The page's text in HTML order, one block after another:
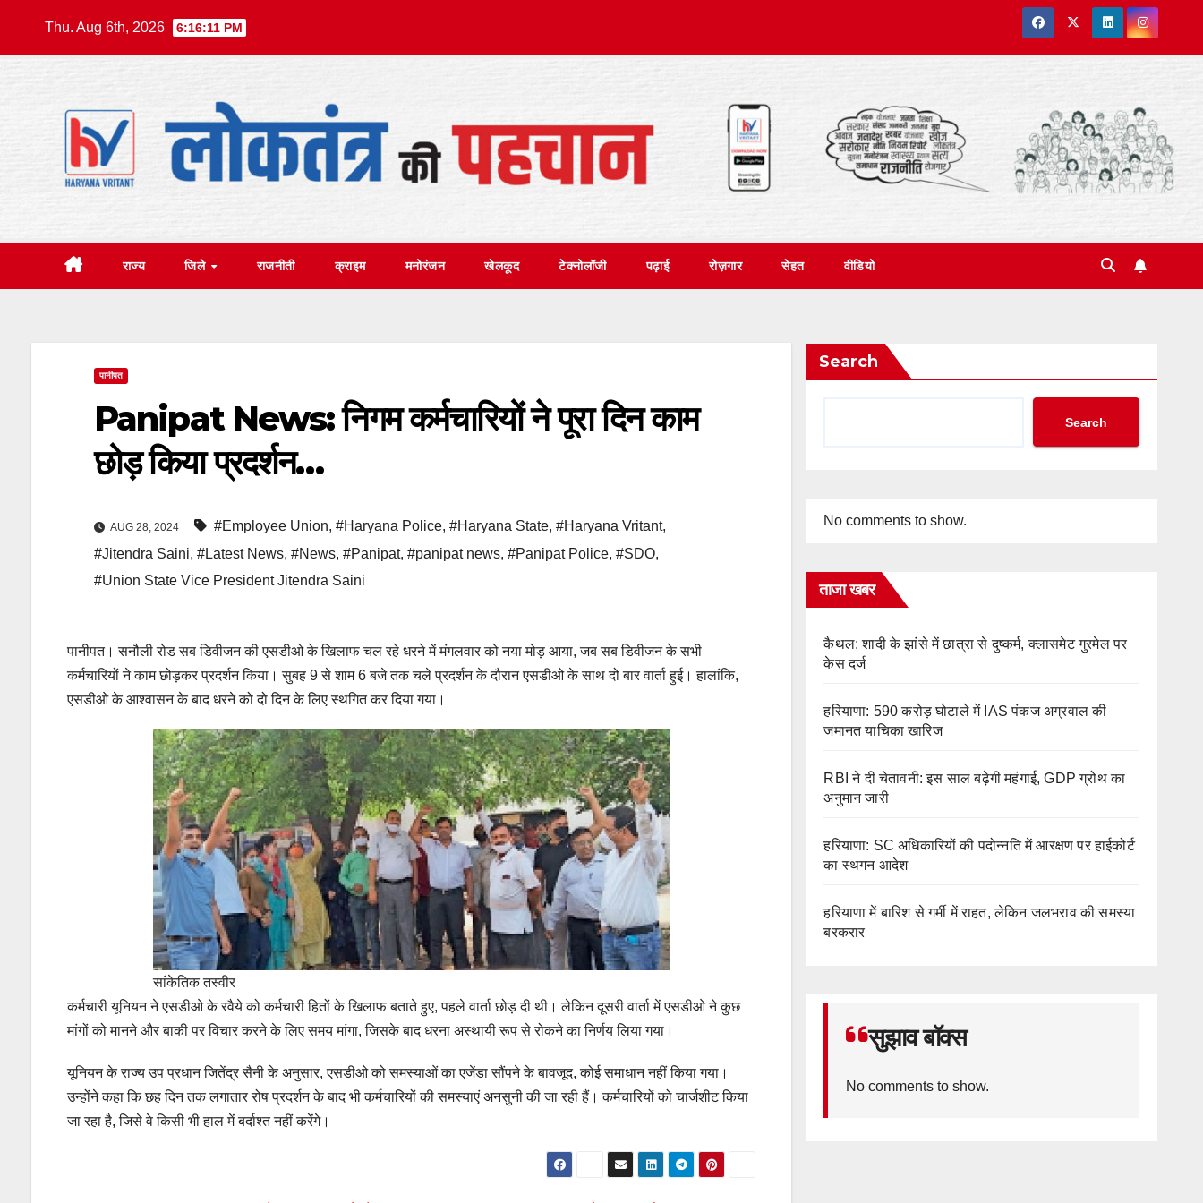
Thu. Aug 6th, 2026 6:16:12 PM
राज्य जिले राजनीती क्राइम मनोरंजन खेलकूद टेक्नोलॉजी पढ़ाई रोज़गार सेहत वीडियो
पानीपत
Panipat News: निगम कर्मचारियों ने पूरा दिन काम
छोड़ किया प्रदर्शन…
AUG 28, 2024 #Employee Union, #Haryana Police, #Haryana State, #Haryana Vritant,
#Jitendra Saini, #Latest News, #News, #Panipat, #panipat news, #Panipat Police, #SDO,
#Union State Vice President Jitendra Saini
पानीपत। सनौली रोड सब डिवीजन की एसडीओ के खिलाफ चल रहे धरने में मंगलवार को नया मोड़ आया, जब सब डिवीजन के सभी
कर्मचारियों ने काम छोड़कर प्रदर्शन किया। सुबह 9 से शाम 6 बजे तक चले प्रदर्शन के दौरान एसडीओ के साथ दो बार वार्ता हुई। हालांकि,
एसडीओ के आश्वासन के बाद धरने को दो दिन के लिए स्थगित कर दिया गया।
सांकेतिक तस्वीर
कर्मचारी यूनियन ने एसडीओ के रवैये को कर्मचारी हितों के खिलाफ बताते हुए, पहले वार्ता छोड़ दी थी। लेकिन दूसरी वार्ता में एसडीओ ने कुछ
मांगों को मानने और बाकी पर विचार करने के लिए समय मांगा, जिसके बाद धरना अस्थायी रूप से रोकने का निर्णय लिया गया।
यूनियन के राज्य उप प्रधान जितेंद्र सैनी के अनुसार, एसडीओ को समस्याओं का एजेंडा सौंपने के बावजूद, कोई समाधान नहीं किया गया।
उन्होंने कहा कि छह दिन तक लगातार रोष प्रदर्शन के बाद भी कर्मचारियों की समस्याएं अनसुनी की जा रही हैं। कर्मचारियों को चार्जशीट किया
जा रहा है, जिसे वे किसी भी हाल में बर्दाश्त नहीं करेंगे।
Search
Search
No comments to show.
ताजा खबर
कैथल: शादी के झांसे में छात्रा से दुष्कर्म, क्लासमेट गुरमेल पर
केस दर्ज
हरियाणा: 590 करोड़ घोटाले में IAS पंकज अग्रवाल की
जमानत याचिका खारिज
RBI ने दी चेतावनी: इस साल बढ़ेगी महंगाई, GDP ग्रोथ का
अनुमान जारी
हरियाणा: SC अधिकारियों की पदोन्नति में आरक्षण पर हाईकोर्ट
का स्थगन आदेश
हरियाणा में बारिश से गर्मी में राहत, लेकिन जलभराव की समस्या
बरकरार
सुझाव बॉक्स
No comments to show.